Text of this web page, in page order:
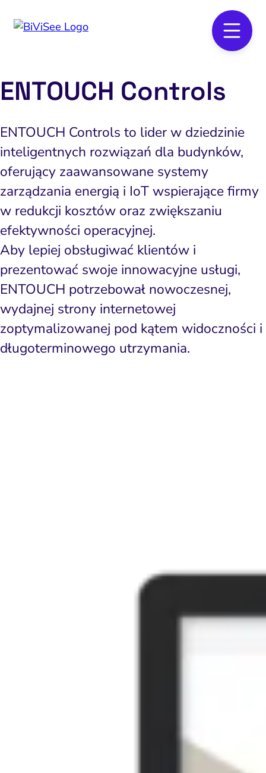
ENTOUCH Controls
ENTOUCH Controls to lider w dziedzinie
inteligentnych rozwiązań dla budynków,
oferujący zaawansowane systemy
zarządzania energią i IoT wspierające firmy
w redukcji kosztów oraz zwiększaniu
efektywności operacyjnej.
Aby lepiej obsługiwać klientów i
prezentować swoje innowacyjne usługi,
ENTOUCH potrzebował nowoczesnej,
wydajnej strony internetowej
zoptymalizowanej pod kątem widoczności i
długoterminowego utrzymania.